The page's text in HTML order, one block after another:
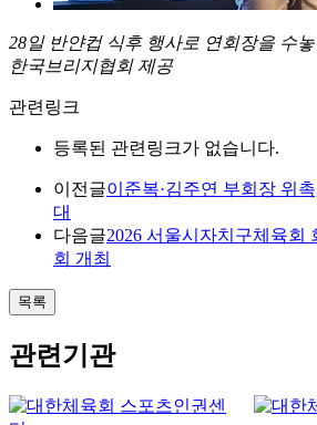
28일 반얀컵 식후 행사로 연회장을 수
한국브리지협회 제공
관련링크
등록된 관련링크가 없습니다.
이전글이준복·김주연 부회장 위
대
다음글2026 서울시자치구체육회
회 개최
목록
관련기관